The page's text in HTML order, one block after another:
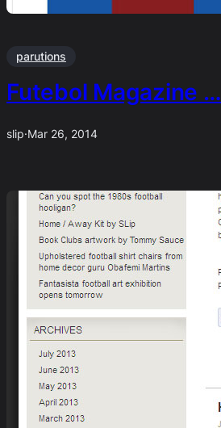
parutions
Futebol Magazine …
slip·Mar 26, 2014